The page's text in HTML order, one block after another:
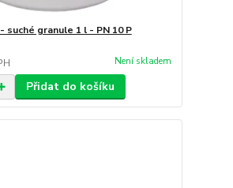
suché granule 1 l - PN 10 P
Není skladem
Přidat do košíku